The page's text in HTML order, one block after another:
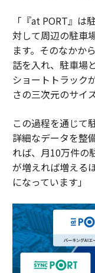
「『at PORT』は
対して周辺の駐車
ます。そのなかか
話を入れ、駐車場
ショートトラック
さの三次元のサイ
この過程を通じて
詳細なデータを整
れば、月10万件の
が増えれば増える
になっています」